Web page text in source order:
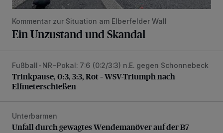
Kommentar zur Situation am Elberfelder Wall
Ein Unzustand und Skandal
Trinkpause, 0:3, 3:3, Rot – WSV-Triumph nach
Fußball-NR-Pokal: 7:6 (0:2/3:3) n.E. gegen Schonnebeck
Trinkpause, 0:3, 3:3, Rot – WSV-Triumph nach
Elfmeterschießen
Unfall durch gewagtes Wendemanöver auf der B7
Unterbarmen
Unfall durch gewagtes Wendemanöver auf der B7